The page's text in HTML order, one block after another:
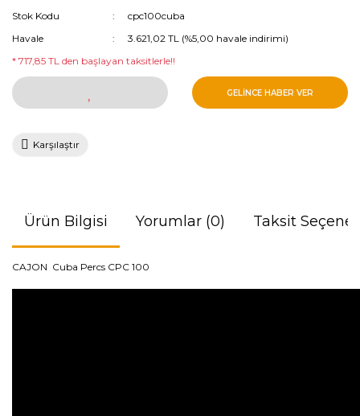
Stok Kodu
cpc100cuba
Havale
3.621,02 TL (%5,00 havale indirimi)
* 717,85 TL den başlayan taksitlerle!!
GELİNCE HABER VER
Karşılaştır
Ürün Bilgisi Yorumlar (0) Taksit
CAJON Cuba Percs CPC 100